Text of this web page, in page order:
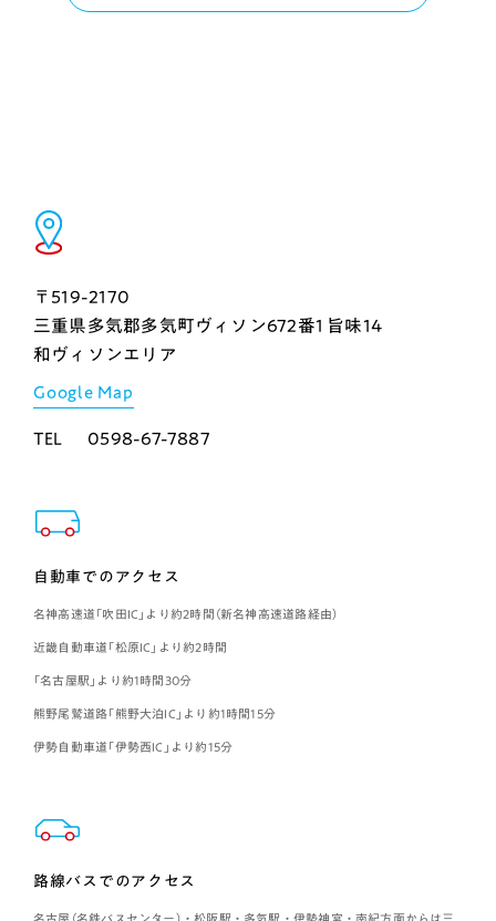
〒519-2170
三重県多気郡多気町ヴィソン672番1 旨味14
和ヴィソンエリア
Google Map
TEL
0598-67-7887
自動車でのアクセス
名神高速道「吹田IC」より約2時間（新名神高速道路経由）
近畿自動車道「松原IC」より約2時間
「名古屋駅」より約1時間30分
熊野尾鷲道路「熊野大泊IC」より約1時間15分
伊勢自動車道「伊勢西IC」より約15分
路線バスでのアクセス